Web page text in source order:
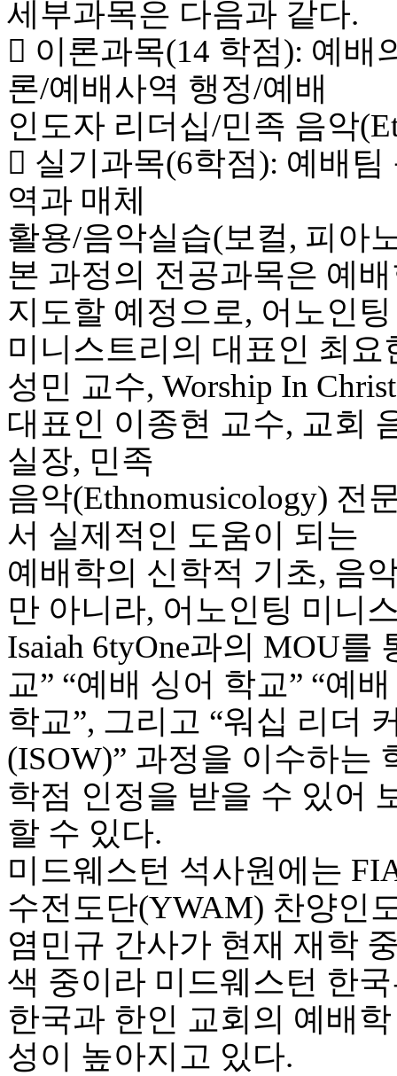
럽
DOMCLUB.top
판
북
토
끼
토
렌
트
사
이
트
순
비
후
기
미
진
후
기
대
출
기
아
센
터
토
미
진
후
기
프
진
약
미
24
시
간
출
세부과목은 다음과 같다.
 이론과목(14 학점): 예배
론/예배사역 행정/예배
인도자 리더십/민족 음악
 실기과목(6학점): 예배
역과 매체
활용/음악실습(보컬, 피아
본 과정의 전공과목은 예
지도할 예정으로, 어노인팅
미니스트리의 대표인 최요
성민 교수, Worship In
대표인 이종현 교수, 교회
실장, 민족
음악(Ethnomusicology) 전
서 실제적인 도움이 되는
예배학의 신학적 기초, 음
만 아니라, 어노인팅 미니
Isaiah 6tyOne과의 MOU를
교” “예배 싱어 학교” “예
학교”, 그리고 “워십 리더
(ISOW)” 과정을 이수하는
학점 인정을 받을 수 있어
할 수 있다.
미드웨스턴 석사원에는
수전도단(YWAM) 찬양인
염민규 간사가 현재 재학
색 중이라 미드웨스턴 한
한국과 한인 교회의 예배
성이 높아지고 있다.